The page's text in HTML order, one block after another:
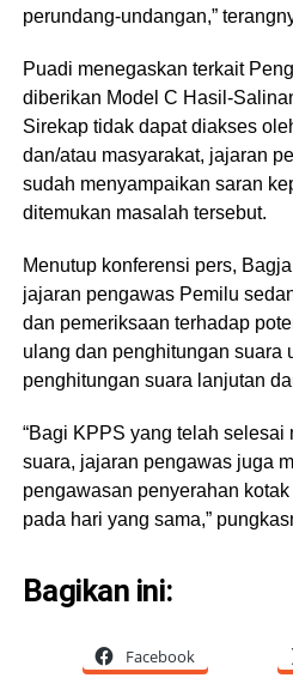
perundang-undangan,”
Puadi menegaskan terkait
diberikan Model C Hasil-
Sirekap tidak dapat diakses
dan/atau masyarakat, jajaran
sudah menyampaikan saran
ditemukan masalah tersebut.
Menutup konferensi pers,
jajaran pengawas Pemilu
dan pemeriksaan terhadap
ulang dan penghitungan suara
penghitungan suara lanjutan
“Bagi KPPS yang telah
suara, jajaran pengawas juga
pengawasan penyerahan
pada hari yang sama,”
Bagikan ini:
Facebook